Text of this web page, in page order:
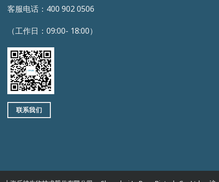
客服电话：400 902 0506
（工作日：09:00- 18:00）
联系我们